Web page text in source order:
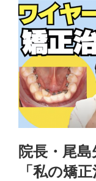
院長・尾
「私の矯